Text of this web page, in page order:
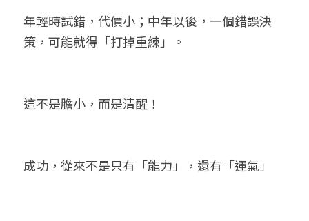
年輕時試錯，代價小；中年以後，一個錯誤決
策，可能就得「打掉重練」。
這不是膽小，而是清醒！
成功，從來不是只有「能力」，還有「運氣」